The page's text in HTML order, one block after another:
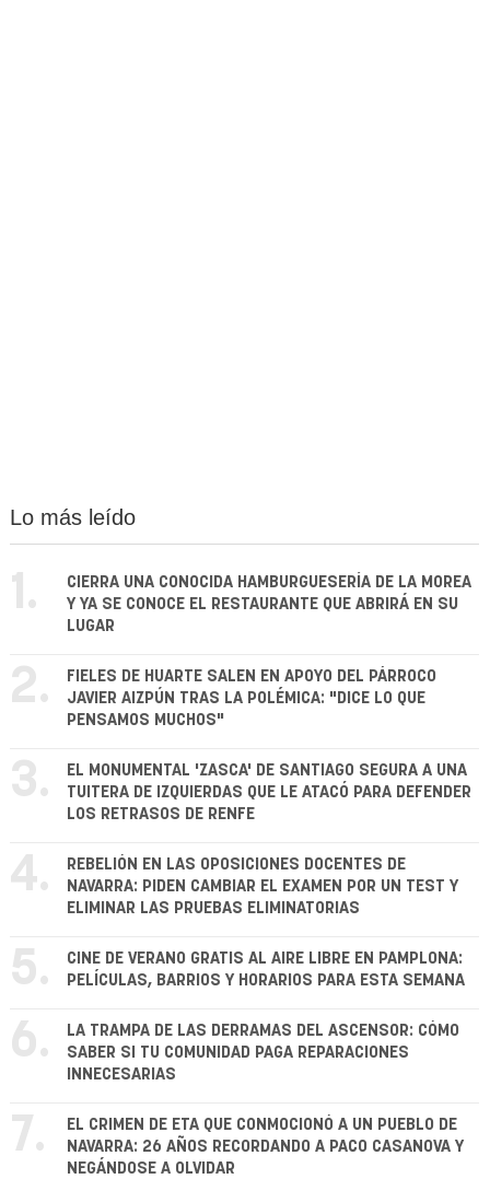
Lo más leído
1.
CIERRA UNA CONOCIDA HAMBURGUESERÍA DE LA MOREA
Y YA SE CONOCE EL RESTAURANTE QUE ABRIRÁ EN SU
LUGAR
2.
FIELES DE HUARTE SALEN EN APOYO DEL PÁRROCO
JAVIER AIZPÚN TRAS LA POLÉMICA: "DICE LO QUE
PENSAMOS MUCHOS"
3.
EL MONUMENTAL 'ZASCA' DE SANTIAGO SEGURA A UNA
TUITERA DE IZQUIERDAS QUE LE ATACÓ PARA DEFENDER
LOS RETRASOS DE RENFE
4.
REBELIÓN EN LAS OPOSICIONES DOCENTES DE
NAVARRA: PIDEN CAMBIAR EL EXAMEN POR UN TEST Y
ELIMINAR LAS PRUEBAS ELIMINATORIAS
5.
CINE DE VERANO GRATIS AL AIRE LIBRE EN PAMPLONA:
PELÍCULAS, BARRIOS Y HORARIOS PARA ESTA SEMANA
6.
LA TRAMPA DE LAS DERRAMAS DEL ASCENSOR: CÓMO
SABER SI TU COMUNIDAD PAGA REPARACIONES
INNECESARIAS
7.
EL CRIMEN DE ETA QUE CONMOCIONÓ A UN PUEBLO DE
NAVARRA: 26 AÑOS RECORDANDO A PACO CASANOVA Y
NEGÁNDOSE A OLVIDAR